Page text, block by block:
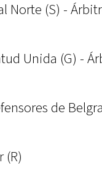
Norte (S) -
Unida (G) -
de
(R)